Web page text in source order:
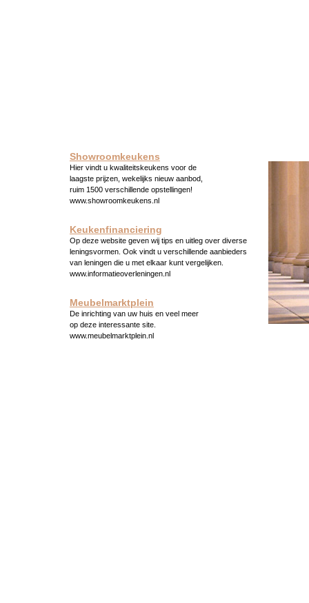
Showroomkeukens
Hier vindt u kwaliteitskeukens voor de
laagste prijzen, wekelijks nieuw aanbod,
ruim 1500 verschillende opstellingen!
www.showroomkeukens.nl
Keukenfinanciering
Op deze website geven wij tips en uitleg over diverse
leningsvormen. Ook vindt u verschillende aanbieders
van leningen die u met elkaar kunt vergelijken.
www.informatieoverleningen.nl
Meubelmarktplein
De inrichting van uw huis en veel meer
op deze interessante site.
www.meubelmarktplein.nl